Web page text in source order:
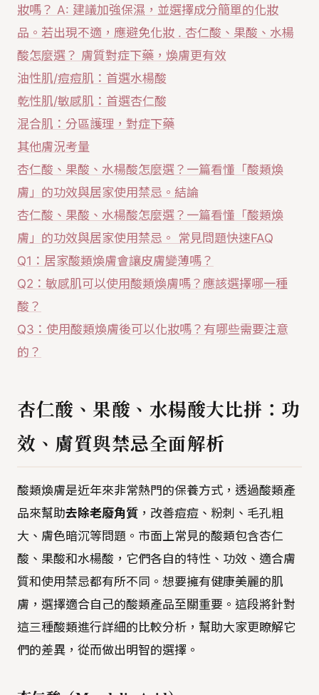
妝嗎？ A: 建議加強保濕，並選擇成分簡單的化妝
品。若出現不適，應避免化妝 . 杏仁酸、果酸、水楊
酸怎麼選？ 膚質對症下藥，煥膚更有效
油性肌/痘痘肌：首選水楊酸
乾性肌/敏感肌：首選杏仁酸
混合肌：分區護理，對症下藥
其他膚況考量
杏仁酸、果酸、水楊酸怎麼選？一篇看懂「酸類煥
膚」的功效與居家使用禁忌。結論
杏仁酸、果酸、水楊酸怎麼選？一篇看懂「酸類煥
膚」的功效與居家使用禁忌。 常見問題快速FAQ
Q1：居家酸類煥膚會讓皮膚變薄嗎？
Q2：敏感肌可以使用酸類煥膚嗎？應該選擇哪一種
酸？
Q3：使用酸類煥膚後可以化妝嗎？有哪些需要注意
的？
杏仁酸、果酸、水楊酸大比拼：功
效、膚質與禁忌全面解析
酸類煥膚是近年來非常熱門的保養方式，透過酸類產
品來幫助去除老廢角質 ，改善痘痘、粉刺、毛孔粗
大、膚色暗沉等問題。市面上常見的酸類包含杏仁
酸、果酸和水楊酸，它們各自的特性、功效、適合膚
質和使用禁忌都有所不同。想要擁有健康美麗的肌
膚，選擇適合自己的酸類產品至關重要。這段將針對
這三種酸類進行詳細的比較分析，幫助大家更瞭解它
們的差異，從而做出明智的選擇。